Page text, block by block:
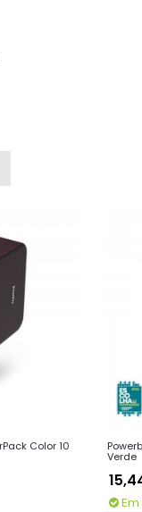
Color 10
Verde